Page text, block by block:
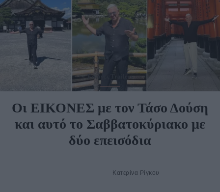
Εικόνες Trailers
Οι ΕΙΚΟΝΕΣ με τον Τάσο Δούση
και αυτό το Σαββατοκύριακο με
δύο επεισόδια
Κατερίνα Ρίγκου